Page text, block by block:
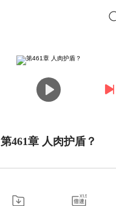
第461章 人肉护盾？